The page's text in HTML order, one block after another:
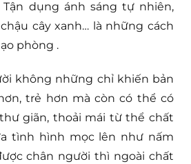
Tận dụng ánh sáng tự nhiên,
cây xanh… là những cách
phòng .
không những chỉ khiến bản
trẻ hơn mà còn có thể có
giãn, thoải mái từ thể chất
tình hình mọc lên như nấm
chân người thì ngoài chất